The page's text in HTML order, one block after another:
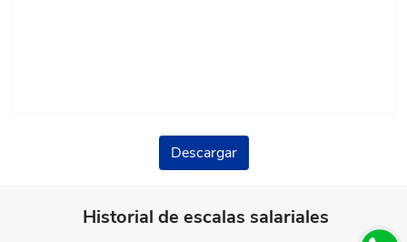
Descargar
Historial de escalas salariales